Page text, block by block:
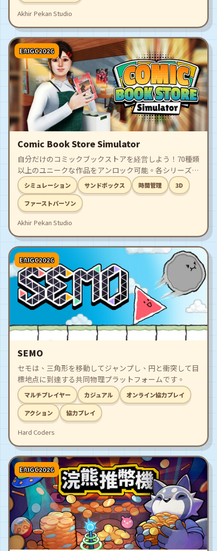
Akhir Pekan Studio
EAIGC2026
Comic Book Store Simulator
自分だけのコミックブックストアを経営しよう！70種類
以上のユニークな作品をアンロック可能。各シリーズ全
5巻をお客さんに販売できます。設備を強化し、スタッ
フを雇って店を大きくし、世界一のコミックストアを目
指そう！
シミュレーション サンドボックス 時間管理 3D
ファーストパーソン
Akhir Pekan Studio
EAIGC2026
SEMO
セモは、三角形を移動してジャンプし、円と衝突して目
標地点に到達する共同物理プラットフォームです。
マルチプレイヤー カジュアル オンライン協力プレイ
アクション 協力プレイ
Hard Coders
EAIGC2026